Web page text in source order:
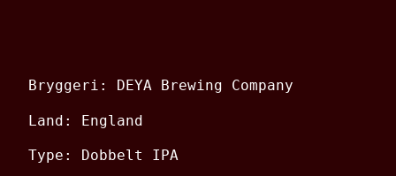
Bryggeri: DEYA Brewing Company
Land: England
Type: Dobbelt IPA